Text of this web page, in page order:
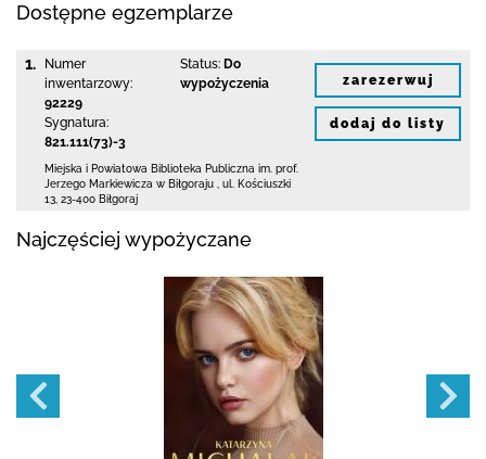
Dostępne egzemplarze
1.
Numer
inwentarzowy:
92229
Sygnatura:
821.111(73)-3
Status: Do
wypożyczenia
Miejska i Powiatowa Biblioteka Publiczna im. prof.
Jerzego Markiewicza w Biłgoraju
ul. Kościuszki
13 23-400 Biłgoraj
zarezerwuj
dodaj do listy
Najczęściej wypożyczane